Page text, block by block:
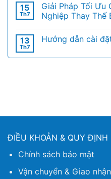
15
Th7
Giải Pháp Tối Ưu
Nghiệp Thay Thế
13
Th7
Hướng dẫn cài
ĐIỀU KHOẢN & QUY ĐỊNH
Chính sách bảo mật
Vận chuyển & Giao nhận